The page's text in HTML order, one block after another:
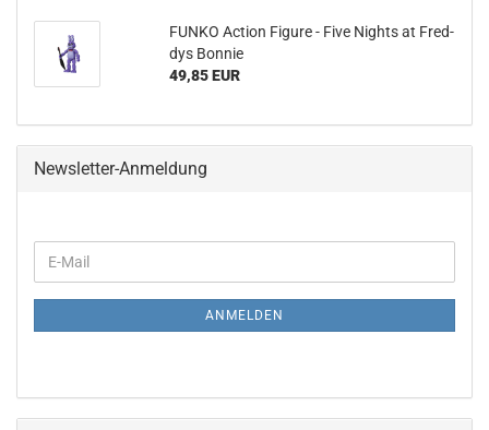
FUNKO Ac­tion Fi­gu­re - Five Nights at Fred­
dys Bon­nie
49,85 EUR
Newsletter-Anmeldung
ZUR
E-
Mail
ANMELDEN